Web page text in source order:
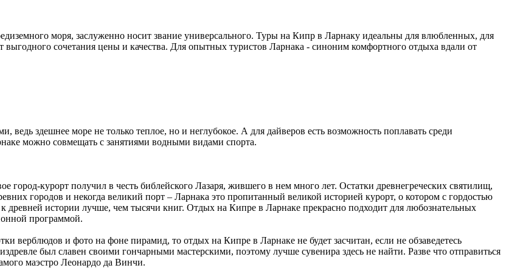
моря, заслуженно носит звание универсального. Туры на Кипр в Ларнаку идеальны для влюбленных, для
сочетания цены и качества. Для опытных туристов Ларнака - синоним комфортного отдыха вдали от
здешнее море не только теплое, но и неглубокое. А для дайверов есть возможность поплавать среди
можно совмещать с занятиями водными видами спорта.
город-курорт получил в честь библейского Лазаря, жившего в нем много лет. Остатки древнегреческих святилищ,
городов и некогда великий порт – Ларнака это пропитанный великой историей курорт, о котором с гордостью
истории лучше, чем тысячи книг. Отдых на Кипре в Ларнаке прекрасно подходит для любознательных
программой.
верблюдов и фото на фоне пирамид, то отдых на Кипре в Ларнаке не будет засчитан, если не обзаведетесь
был славен своими гончарными мастерскими, поэтому лучше сувенира здесь не найти. Разве что отправиться
маэстро Леонардо да Винчи.